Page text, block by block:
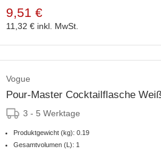
9,51 €
11,32 € inkl. MwSt.
Vogue
Pour-Master Cocktailflasche
3 - 5 Werktage
Produktgewicht (kg): 0.19
Gesamtvolumen (L): 1